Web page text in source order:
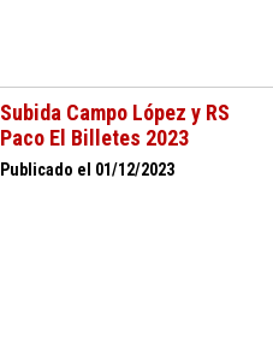
Subida Campo López y RS
Paco El Billetes 2023
Publicado el 01/12/2023